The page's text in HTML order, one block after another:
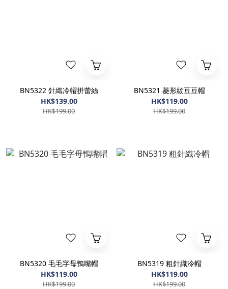
BN5322 針織冷帽拼蕾絲
HK$139.00
HK$199.00
BN5321 菱形紋豆豆帽
HK$119.00
HK$199.00
BN5320 毛毛字母鴨嘴帽
HK$119.00
HK$199.00
BN5319 粗針織冷帽
HK$119.00
HK$199.00